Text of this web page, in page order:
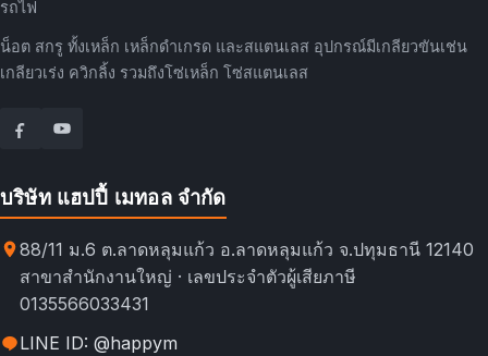
รถไฟ
น็อต สกรู ทั้งเหล็ก เหล็กดำเกรด และสแตนเลส อุปกรณ์มีเกลียวขันเช่น
เกลียวเร่ง ควิกลิ้ง รวมถึงโซ่เหล็ก โซ่สแตนเลส
บริษัท แฮปปี้ เมทอล จำกัด
88/11 ม.6 ต.ลาดหลุมแก้ว อ.ลาดหลุมแก้ว จ.ปทุมธานี 12140
สาขาสำนักงานใหญ่ · เลขประจำตัวผู้เสียภาษี
0135566033431
LINE ID: @happym